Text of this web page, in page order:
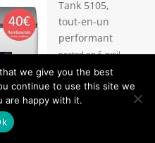
Tank 5105,
tout-en-un
performant
posted on 5 avril
2026
Conseils
we give you the best
continue to use this site we
are happy with it.